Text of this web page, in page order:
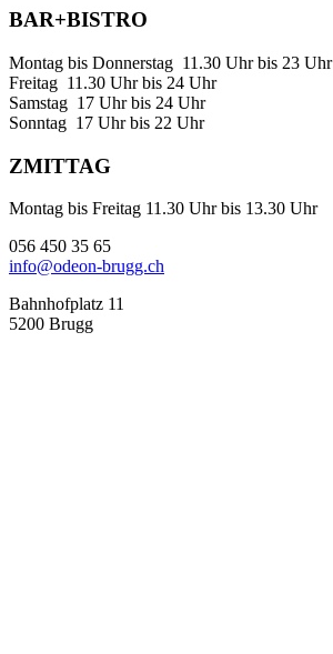
BAR+BISTRO
Montag bis Donnerstag 11.30 Uhr bis 23 Uhr
Freitag 11.30 Uhr bis 24 Uhr
Samstag 17 Uhr bis 24 Uhr
Sonntag 17 Uhr bis 22 Uhr
ZMITTAG
Montag bis Freitag 11.30 Uhr bis 13.30 Uhr
056 450 35 65
info@odeon-brugg.ch
Bahnhofplatz 11
5200 Brugg